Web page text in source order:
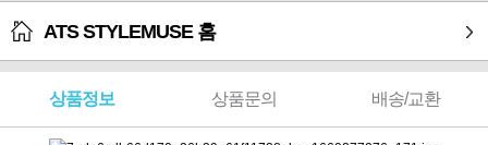
ATS STYLEMUSE 홈
상품정보 상품문의 배송/교환